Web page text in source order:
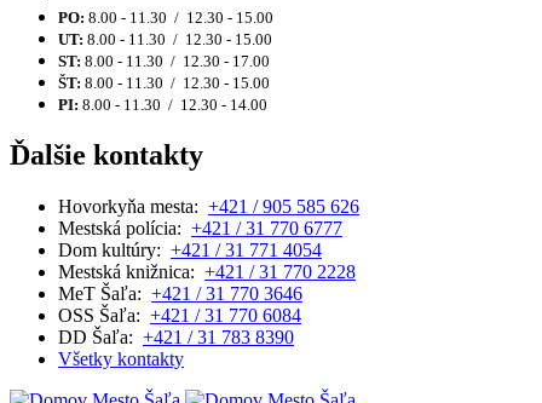
PO: 8.00 - 11.30 / 12.30 - 15.00
UT: 8.00 - 11.30 / 12.30 - 15.00
ST: 8.00 - 11.30 / 12.30 - 17.00
ŠT: 8.00 - 11.30 / 12.30 - 15.00
PI: 8.00 - 11.30 / 12.30 - 14.00
Ďalšie kontakty
Hovorkyňa mesta: +421 / 905 585 626
Mestská polícia: +421 / 31 770 6777
Dom kultúry: +421 / 31 771 4054
Mestská knižnica: +421 / 31 770 2228
MeT Šaľa: +421 / 31 770 3646
OSS Šaľa: +421 / 31 770 6084
DD Šaľa: +421 / 31 783 8390
Všetky kontakty